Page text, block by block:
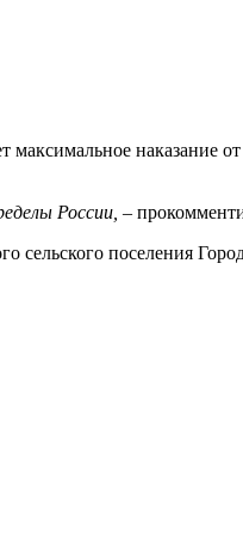
максимальное наказание
России, –
сельского поселения